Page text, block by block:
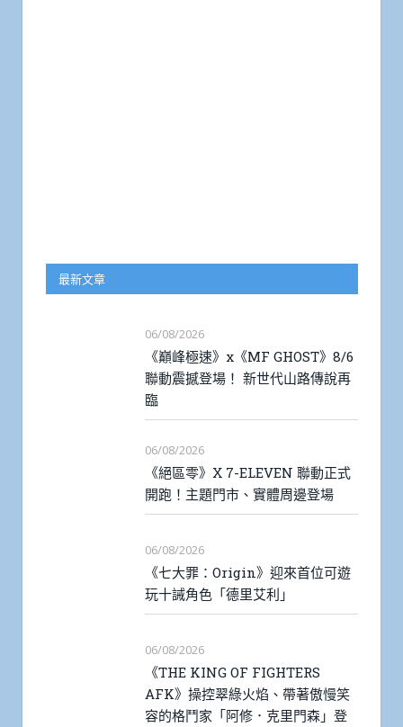
最新文章
06/08/2026
《巔峰極速》x《MF GHOST》8/6
聯動震撼登場！ 新世代山路傳說再
臨
06/08/2026
《絕區零》X 7-ELEVEN 聯動正式
開跑！主題門市、實體周邊登場
06/08/2026
《七大罪：Origin》迎來首位可遊
玩十誡角色「德里艾利」
06/08/2026
《THE KING OF FIGHTERS
AFK》操控翠綠火焰、帶著傲慢笑
容的格鬥家「阿修．克里門森」登